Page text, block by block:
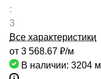
:
3
Все характеристики
от 3 568.67 ₽/м
В наличии: 3204 м